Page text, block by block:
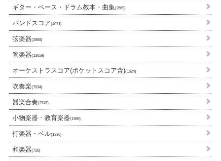
ギター・ベース・ドラム教本・曲集(2669)
バンドスコア(4071)
弦楽器(2860)
管楽器(13659)
オーケストラスコア(ポケットスコア含)(1624)
吹奏楽(7934)
器楽合奏(2747)
小物楽器・教育楽器(1986)
打楽器・ベル(1336)
和楽器(726)